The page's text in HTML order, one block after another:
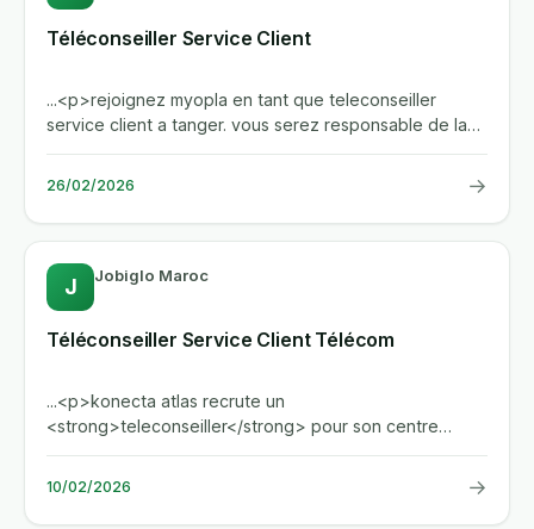
Téléconseiller Service Client
...<p>rejoignez myopla en tant que teleconseiller
service client a tanger. vous serez responsable de la
prise en charge...
26/02/2026 →
J Jobiglo Maroc
Téléconseiller Service Client Télécom
...<p>konecta atlas recrute un
<strong>teleconseiller</strong> pour son centre
d'appels a casablanca. le poste consiste a...
10/02/2026 →